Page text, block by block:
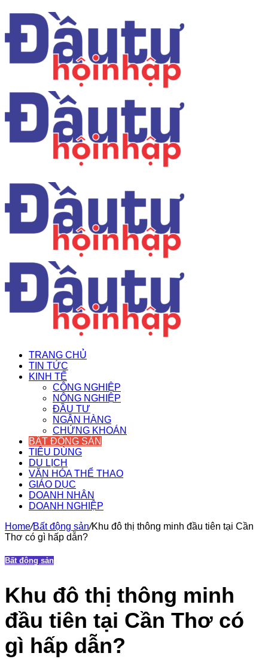
TRANG CHỦ
TIN TỨC
KINH TẾ
CÔNG NGHIỆP
NÔNG NGHIỆP
ĐẦU TƯ
NGÂN HÀNG
CHỨNG KHOÁN
BẤT ĐỘNG SẢN
TIÊU DÙNG
DU LỊCH
VĂN HÓA THỂ THAO
GIÁO DỤC
DOANH NHÂN
DOANH NGHIỆP
Home/Bất động sản/Khu đô thị thông minh đầu tiên tại Cần
Thơ có gì hấp dẫn?
Bất động sản
Khu đô thị thông minh
đầu tiên tại Cần Thơ có
gì hấp dẫn?